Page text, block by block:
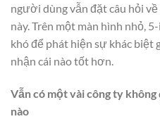
người dùng vẫn đặt câu hỏi
này. Trên một màn hình nhỏ,
khó để phát hiện sự khác biệt
nhận cái nào tốt hơn.
Vẫn có một vài công ty
nào